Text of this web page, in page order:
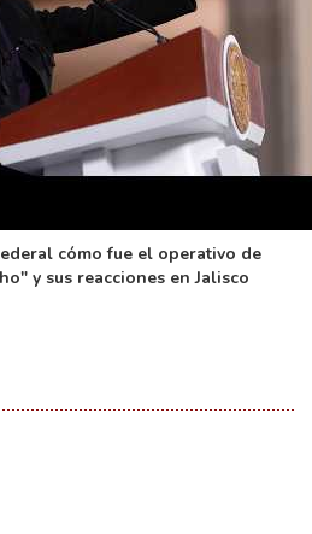
cómo fue el operativo de
y sus reacciones en Jalisco